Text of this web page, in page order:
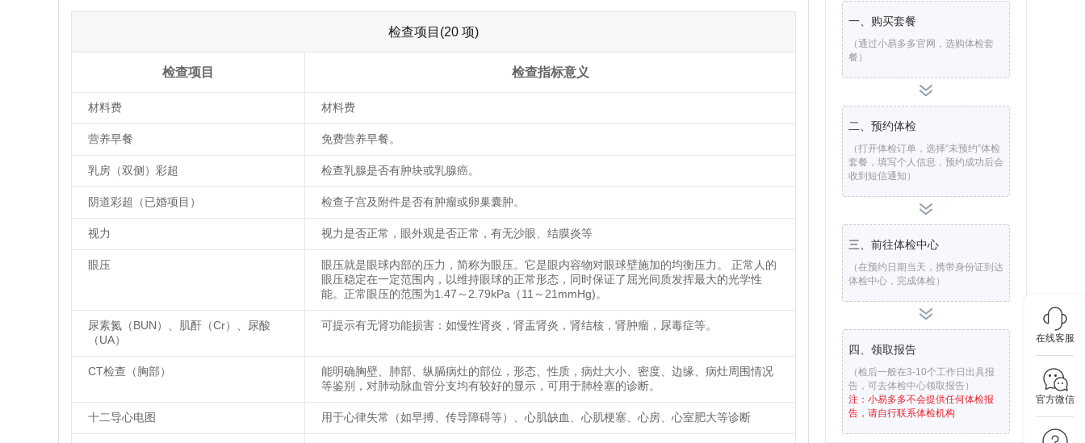
在线客服
官方微信
检查项目(20 项)
检查项目 检查指标意义
材料费 材料费
营养早餐 免费营养早餐。
乳房（双侧）彩超 检查乳腺是否有肿块或乳腺癌。
阴道彩超（已婚项目） 检查子宫及附件是否有肿瘤或卵巢囊肿。
视力 视力是否正常，眼外观是否正常，有无沙眼、结膜炎等
眼压
眼压就是眼球内部的压力，简称为眼压。它是眼内容物对眼球壁施加的均衡压力。 正常人的
眼压稳定在一定范围内，以维持眼球的正常形态，同时保证了屈光间质发挥最大的光学性
能。正常眼压的范围为1.47～2.79kPa（11～21mmHg)。
尿素氮（BUN）、肌酐（Cr）、尿酸
（UA）
可提示有无肾功能损害：如慢性肾炎，肾盂肾炎，肾结核，肾肿瘤，尿毒症等。
CT检查（胸部）
能明确胸壁、肺部、纵膈病灶的部位，形态、性质，病灶大小、密度、边缘、病灶周围情况
等鉴别，对肺动脉血管分支均有较好的显示，可用于肺栓塞的诊断。
十二导心电图 用于心律失常（如早搏、传导障碍等）、心肌缺血、心肌梗塞、心房、心室肥大等诊断
一、购买套餐
（通过小易多多官网，选购体检套
餐）
二、预约体检
（打开体检订单，选择“未预约”体检
套餐，填写个人信息，预约成功后会
收到短信通知）
三、前往体检中心
（在预约日期当天，携带身份证到达
体检中心，完成体检）
四、领取报告
（检后一般在3-10个工作日出具报
告，可去体检中心领取报告）
注：小易多多不会提供任何体检报
告，请自行联系体检机构